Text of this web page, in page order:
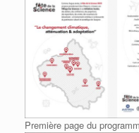
Première page du